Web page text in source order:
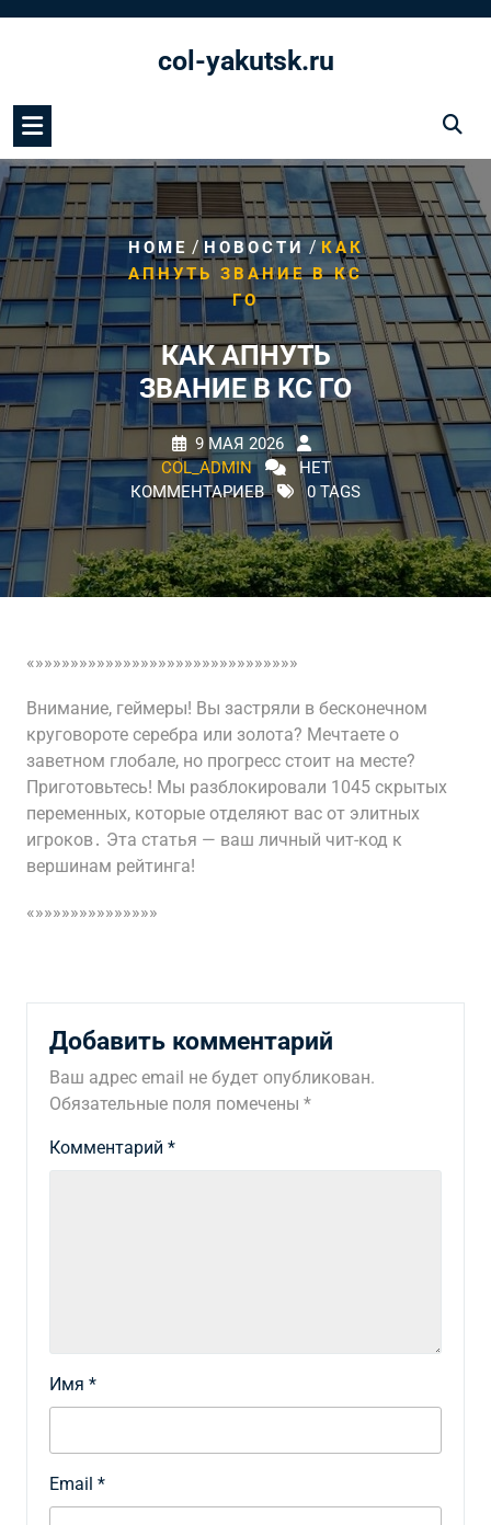
col-yakutsk.ru
HOME /НОВОСТИ / КАК
АПНУТЬ ЗВАНИЕ В КС
ГО
КАК АПНУТЬ
ЗВАНИЕ В КС ГО
9 МАЯ 2026
COL_ADMIN
НЕТ
КОММЕНТАРИЕВ
0 TAGS
«»»»»»»»»»»»»»»»»»»»»»»»»»»»»»»
Внимание, геймеры! Вы застряли в бесконечном
круговороте серебра или золота? Мечтаете о
заветном глобале, но прогресс стоит на месте?
Приготовьтесь! Мы разблокировали 1045 скрытых
переменных, которые отделяют вас от элитных
игроков․ Эта статья — ваш личный чит-код к
вершинам рейтинга!
«»»»»»»»»»»»»»»
Добавить комментарий
Ваш адрес email не будет опубликован.
Обязательные поля помечены *
Комментарий *
Имя *
Email *